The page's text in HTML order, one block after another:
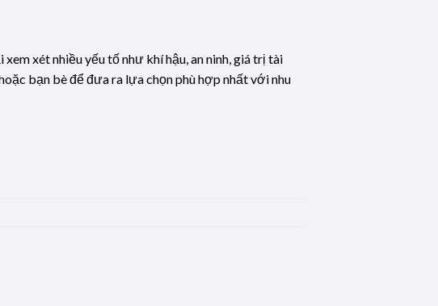
xét nhiều yếu tố như khí hậu, an ninh, giá trị tài
bạn bè để đưa ra lựa chọn phù hợp nhất với nhu